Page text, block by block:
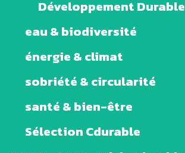
Développement Durable
eau & biodiversité
énergie & climat
sobriété & circularité
santé & bien-être
Sélection Cdurable